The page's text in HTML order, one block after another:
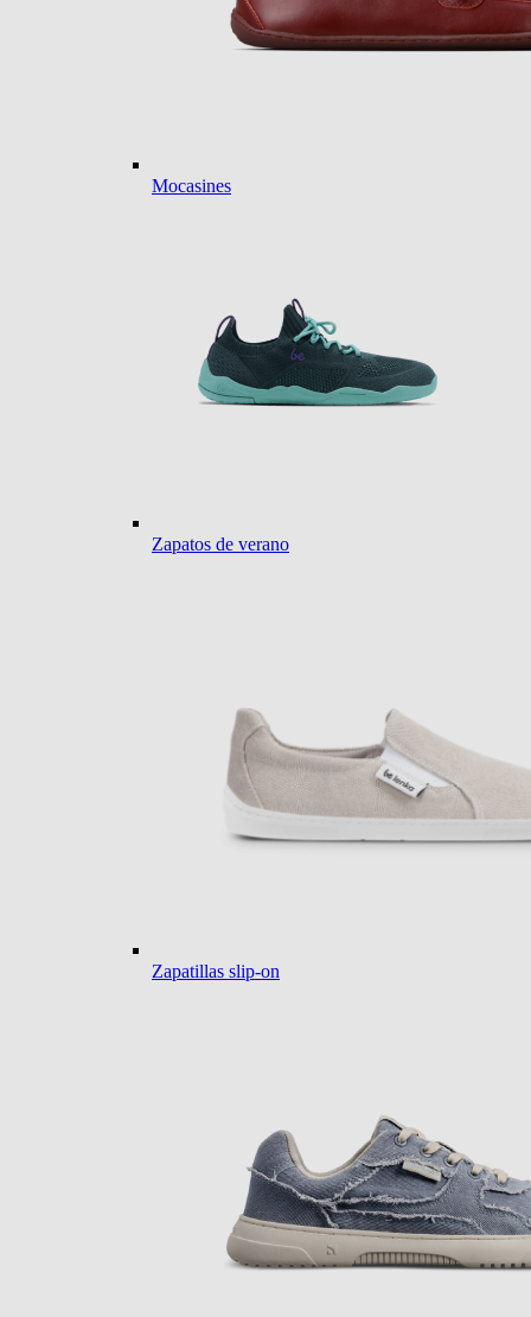
Mocasines
Zapatos de verano
Zapatillas slip-on